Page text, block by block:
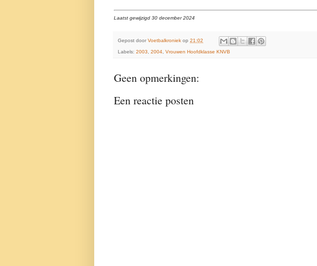
Laatst gewijzigd 30 december 2024
Gepost door Voetbalkroniek op 21:02
Labels: 2003, 2004, Vrouwen Hoofdklasse KNVB
Geen opmerkingen:
Een reactie posten